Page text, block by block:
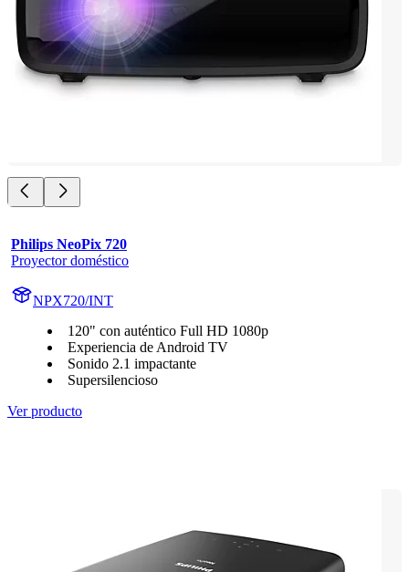
Philips NeoPix 720
Proyector doméstico
NPX720/INT
120" con auténtico Full HD 1080p
Experiencia de Android TV
Sonido 2.1 impactante
Supersilencioso
Ver producto